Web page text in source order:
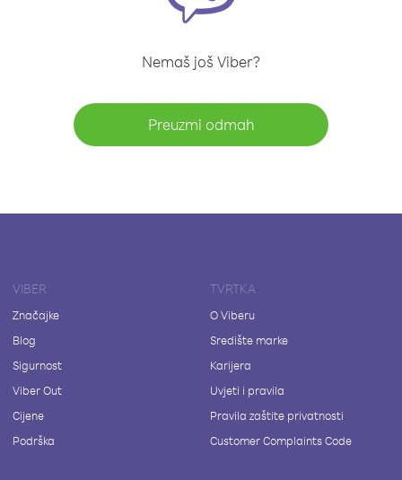
Nemaš još Viber?
Preuzmi odmah
VIBER
Značajke
Blog
Sigurnost
Viber Out
Cijene
Podrška
TVRTKA
O Viberu
Središte marke
Karijera
Uvjeti i pravila
Pravila zaštite privatnosti
Customer Complaints Code